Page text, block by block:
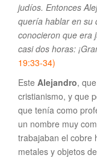
judíos. Entonces
quería hablar en su
conocieron que era
casi dos horas:
19:33-34)
Este Alejandro,
cristianismo, y que
que tenía como
un nombre muy
trabajaban el cobre
metales y objetos